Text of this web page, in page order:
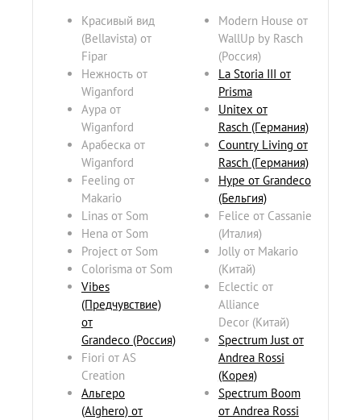
Красивый вид
(Bellavista) от
Fipar
Нежность от
Wiganford
Аура от
Wiganford
Арабеска от
Wiganford
Feeling от
Makario
Linas от Som
Hena от Som
Project от Som
Colorisma от Som
Vibes
(Предчувствие)
от
Grandeco (Россия)
Fiori от AS
Creation
Альгеро
(Alghero) от
Modern House от
WallUp by Rasch
(Россия)
La Storia III от
Prisma
Unitex от
Rasch (Германия)
Country Living от
Rasch (Германия)
Hype от Grandeco
(Бельгия)
Felice от Cassanie
(Италия)
Jolly от Makario
(Китай)
Eclectic от
Alliance
Decor (Китай)
Spectrum Just от
Andrea Rossi
(Корея)
Spectrum Boom
от Andrea Rossi